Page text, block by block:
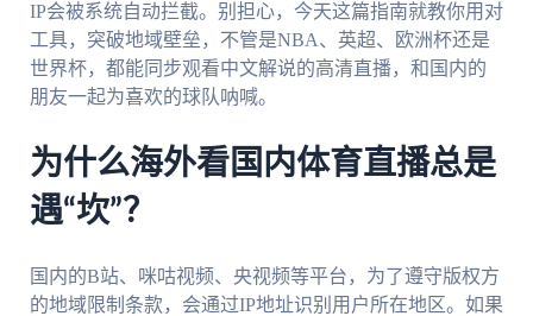
IP会被系统自动拦截。别担心，今天这篇指南就教你用对
工具，突破地域壁垒，不管是NBA、英超、欧洲杯还是
世界杯，都能同步观看中文解说的高清直播，和国内的
朋友一起为喜欢的球队呐喊。
为什么海外看国内体育直播总是
遇“坎”？
国内的B站、咪咕视频、央视频等平台，为了遵守版权方
的地域限制条款，会通过IP地址识别用户所在地区。如果